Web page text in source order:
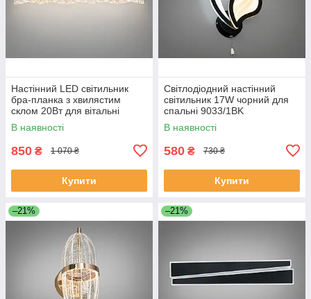
Настінний LED світильник
бра-планка з хвилястим
склом 20Вт для вітальні
8057/800GD
В наявності
850 ₴ 1 070 ₴
Купити
Світлодіодний настінний
світильник 17W чорний для
спальні 9033/1BK
В наявності
580 ₴ 730 ₴
Купити
–21% –21%